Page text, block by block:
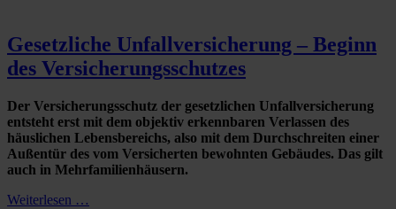
Gesetzliche Unfallversicherung – Beginn
des Versicherungsschutzes
Der Versicherungsschutz der gesetzlichen Unfallversicherung
entsteht erst mit dem objektiv erkennbaren Verlassen des
häuslichen Lebensbereichs, also mit dem Durchschreiten einer
Außentür des vom Versicherten bewohnten Gebäudes. Das gilt
auch in Mehrfamilienhäusern.
Weiterlesen …